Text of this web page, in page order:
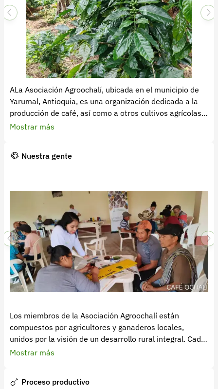
ALa Asociación Agroochalí, ubicada en el municipio de
Yarumal, Antioquia, es una organización dedicada a la
producción de café, así como a otros cultivos agrícolas y
actividades ganaderas. Comprometida con el desarrollo
mediante la implementación de buenas prácticas
Mostrar más
Nuestra gente
Los miembros de la Asociación Agroochalí están
compuestos por agricultores y ganaderos locales,
unidos por la visión de un desarrollo rural integral. Cada
asociado aporta su experiencia y conocimientos para
responsable. Las actividades diarias de los asociados no
Mostrar más
Proceso productivo
+57 323 2931928
contacto@croper.com
© 2026 Croper.com Todos los derechos reservados
Versión 5.45.0
Síguenos